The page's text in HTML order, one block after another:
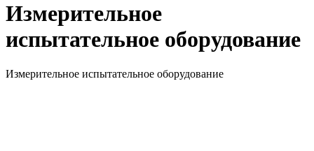
Измерительное
испытательное оборудование
Измерительное испытательное оборудование